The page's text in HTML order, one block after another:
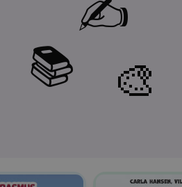
✍️
📚
🎨